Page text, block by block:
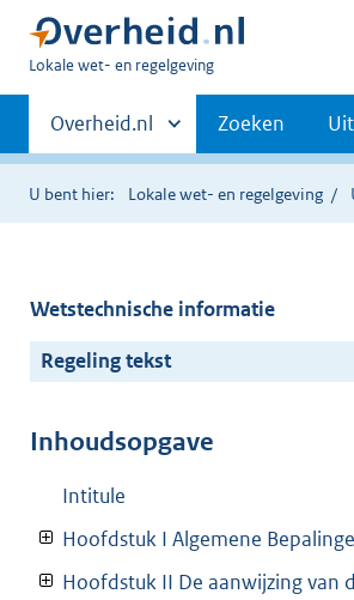
U
hier:
Lokale wet- en regelgeving
Primaire
navigatie
Andere
sites
binnen
Overheid.nl Zoeken
U bent hier: Lokale wet- en regelgeving
Wetstechnische informatie
Regeling tekst
Inhoudsopgave
Intitule
Hoofdstuk I Algemene
Hoofdstuk II De aanwijzing van